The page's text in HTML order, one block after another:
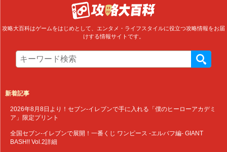
攻略大百科はゲームをはじめとして、エンタメ・ライフスタイルに役立つ攻略情報をお届
けする情報サイトです。
新着記事
2026年8月8日より！セブン‐イレブンで手に入れる「僕のヒーローアカデミ
ア」限定プリント
全国セブン‐イレブンで展開！一番くじ ワンピース -エルバフ編- GIANT
BASH!! Vol.2詳細